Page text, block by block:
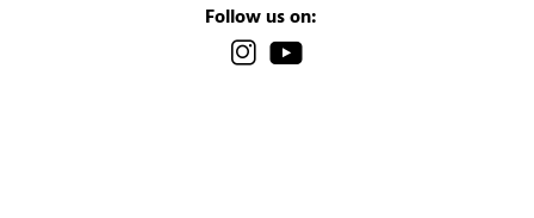
Follow us on: